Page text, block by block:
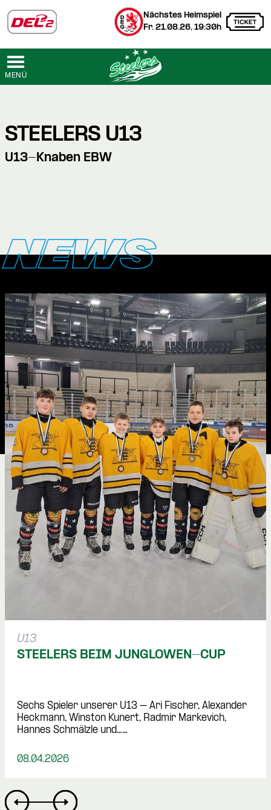
Nächstes Heimspiel
Fr. 21.08.26, 19:30h
MENÜ
STEELERS U13
U13-Knaben EBW
NEWS
U13
STEELERS BEIM JUNGLÖWEN-CUP
Sechs Spieler unserer U13 – Ari Fischer, Alexander
Heckmann, Winston Kunert, Radmir Markevich,
Hannes Schmälzle und……
08.04.2026